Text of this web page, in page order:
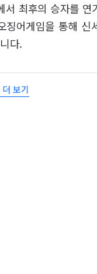
서 최후의 승자를 연
징어게임을 통해 신
다.
보기